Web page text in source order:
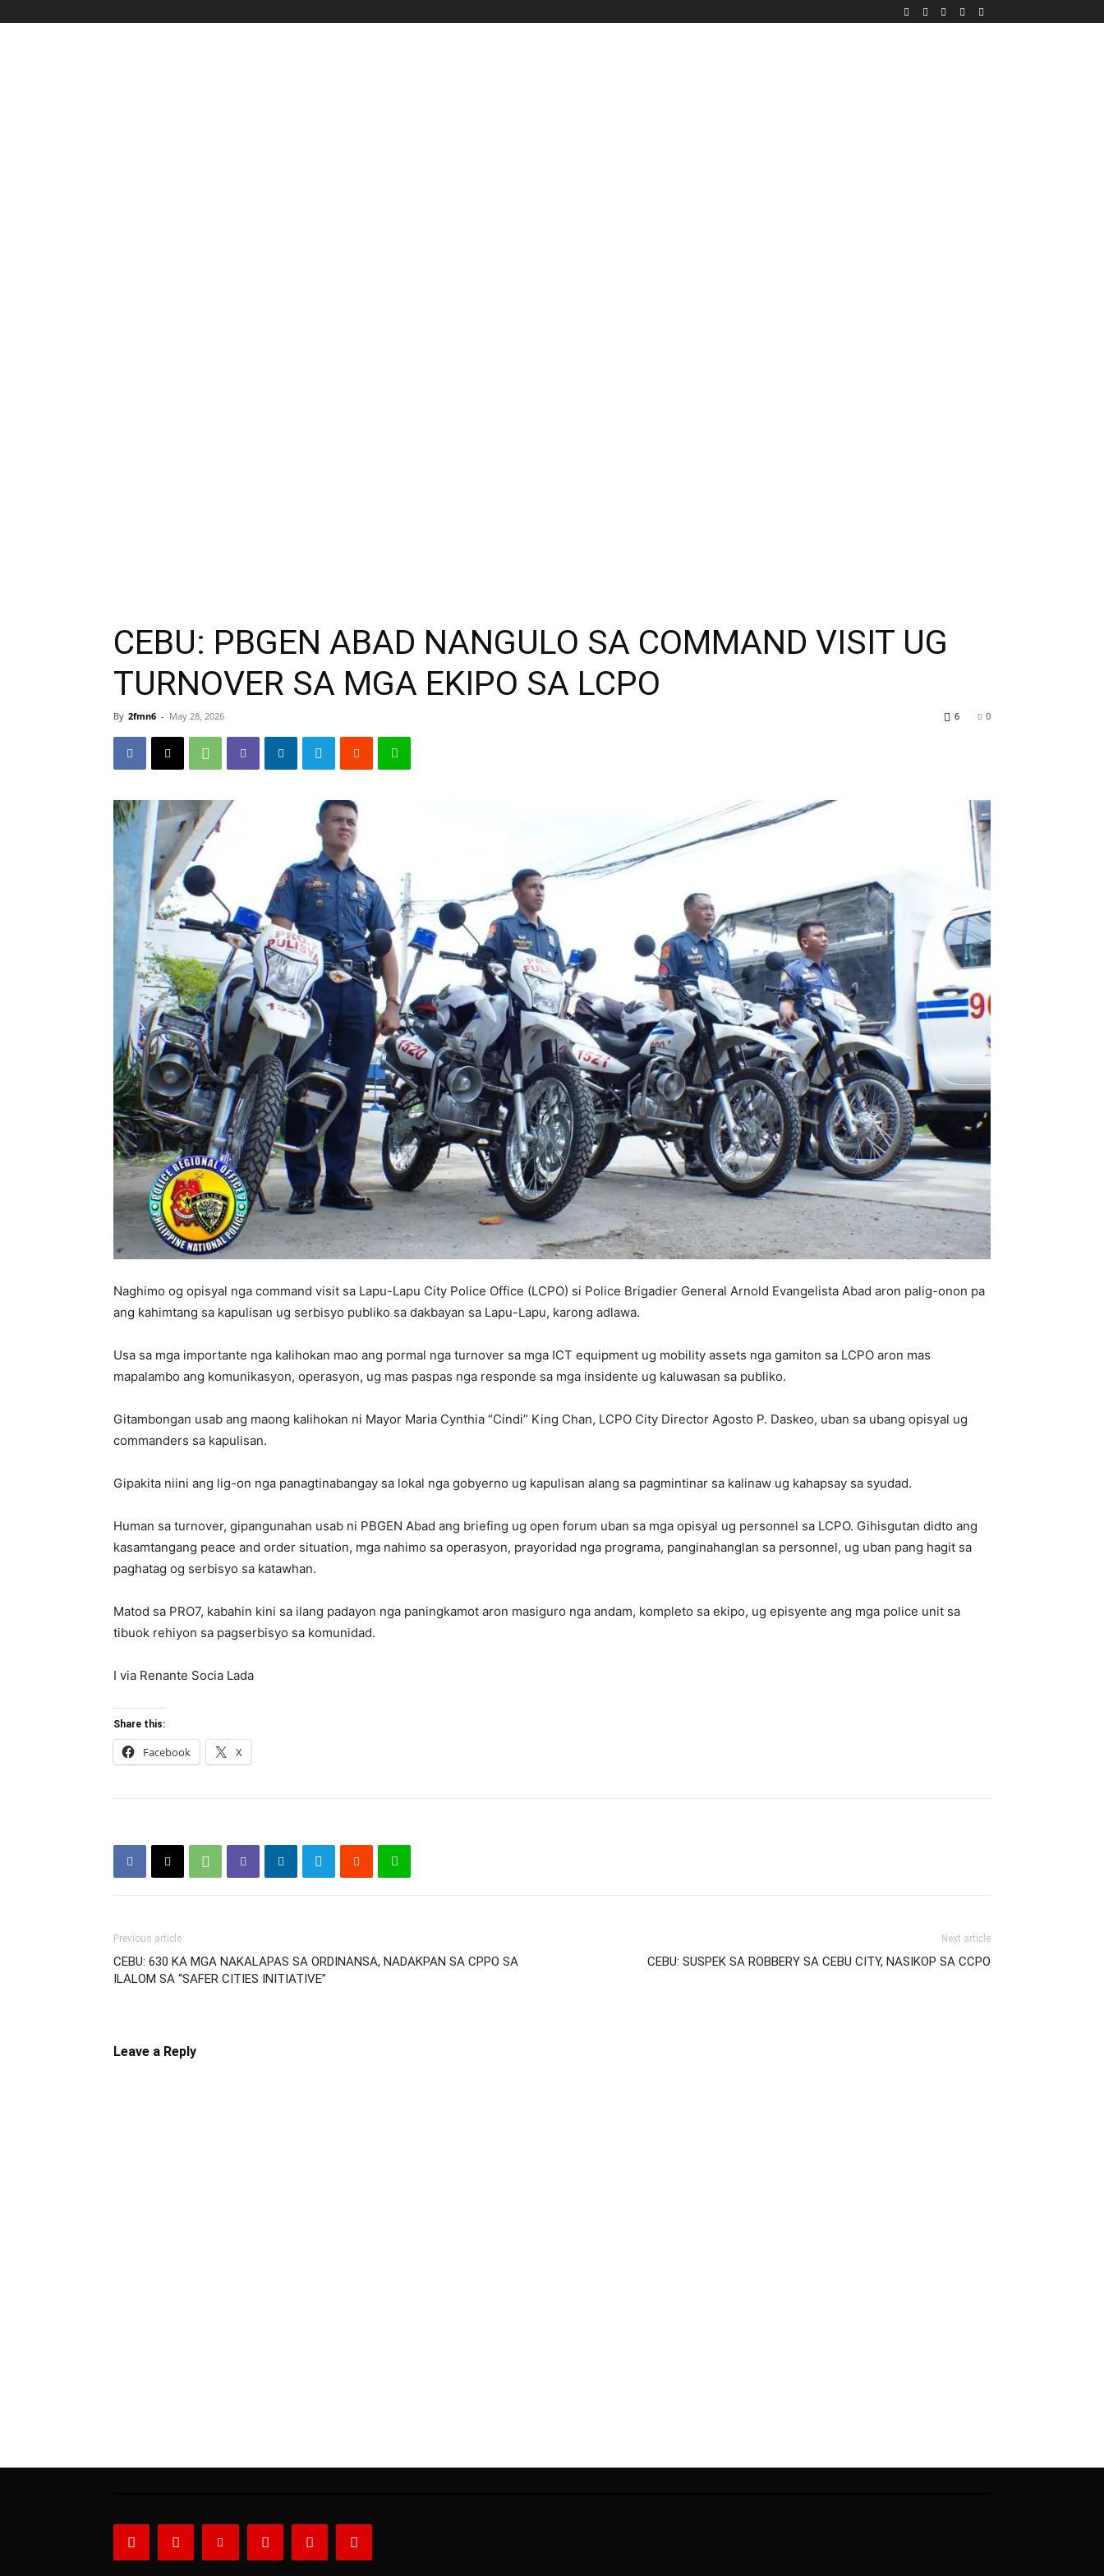
CEBU: PBGEN ABAD NANGULO SA COMMAND VISIT UG
TURNOVER SA MGA EKIPO SA LCPO
By 2fmn6 - May 28, 2026 0
6
Naghimo og opisyal nga command visit sa Lapu-Lapu City Police Office (LCPO) si Police Brigadier General Arnold Evangelista Abad aron palig-onon pa
ang kahimtang sa kapulisan ug serbisyo publiko sa dakbayan sa Lapu-Lapu, karong adlawa.
Usa sa mga importante nga kalihokan mao ang pormal nga turnover sa mga ICT equipment ug mobility assets nga gamiton sa LCPO aron mas
mapalambo ang komunikasyon, operasyon, ug mas paspas nga responde sa mga insidente ug kaluwasan sa publiko.
Gitambongan usab ang maong kalihokan ni Mayor Maria Cynthia “Cindi” King Chan, LCPO City Director Agosto P. Daskeo, uban sa ubang opisyal ug
commanders sa kapulisan.
Gipakita niini ang lig-on nga panagtinabangay sa lokal nga gobyerno ug kapulisan alang sa pagmintinar sa kalinaw ug kahapsay sa syudad.
Human sa turnover, gipangunahan usab ni PBGEN Abad ang briefing ug open forum uban sa mga opisyal ug personnel sa LCPO. Gihisgutan didto ang
kasamtangang peace and order situation, mga nahimo sa operasyon, prayoridad nga programa, panginahanglan sa personnel, ug uban pang hagit sa
paghatag og serbisyo sa katawhan.
Matod sa PRO7, kabahin kini sa ilang padayon nga paningkamot aron masiguro nga andam, kompleto sa ekipo, ug episyente ang mga police unit sa
tibuok rehiyon sa pagserbisyo sa komunidad.
I via Renante Socia Lada
Share this:
Facebook X
Previous article
CEBU: 630 KA MGA NAKALAPAS SA ORDINANSA, NADAKPAN SA CPPO SA
ILALOM SA “SAFER CITIES INITIATIVE”
Next article
CEBU: SUSPEK SA ROBBERY SA CEBU CITY, NASIKOP SA CCPO
Leave a Reply